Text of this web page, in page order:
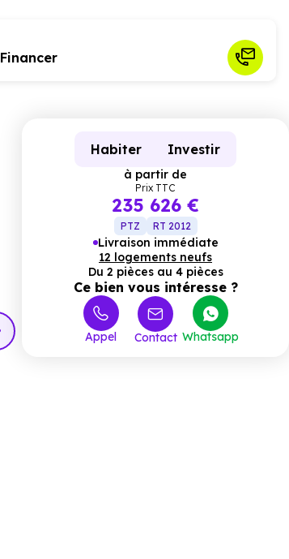
Financer
Habiter Investir
à partir de
Prix TTC
235 626 €
PTZ RT 2012
Livraison immédiate
12 logements neufs
Du 2 pièces au 4 pièces
Ce bien vous intéresse ?
Appel Contact Whatsapp